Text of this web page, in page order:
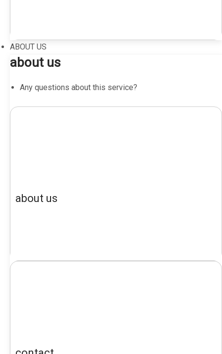
ABOUT US
about us
Any questions about this service?
about us